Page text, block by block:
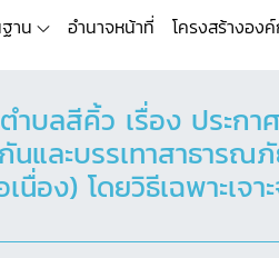
าน อำนาจหน้าที่ โครงสร้างอง
บลสีคิ้ว เรื่อง ประก
และบรรเทาสาธาร
ง) โดยวิธีเฉพาะเจา